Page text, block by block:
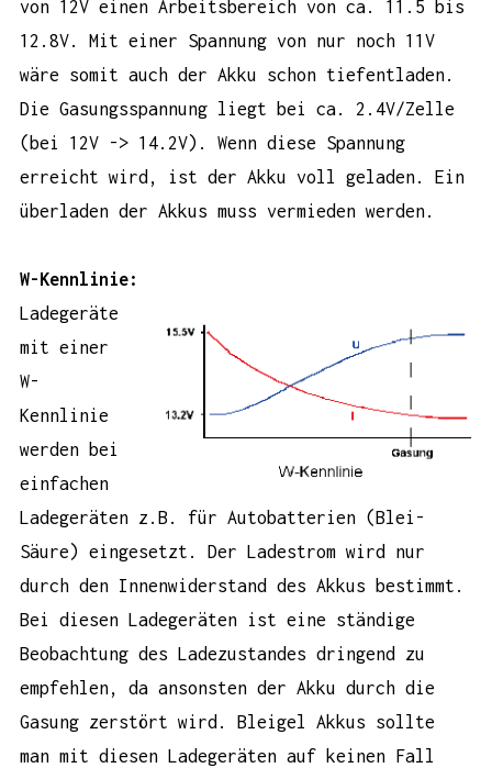
von 12V einen Arbeitsbereich von ca. 11.5 bis
12.8V. Mit einer Spannung von nur noch 11V
wäre somit auch der Akku schon tiefentladen.
Die Gasungsspannung liegt bei ca. 2.4V/Zelle
(bei 12V -> 14.2V). Wenn diese Spannung
erreicht wird, ist der Akku voll geladen. Ein
überladen der Akkus muss vermieden werden.
W-Kennlinie:
Ladegeräte
mit einer
W-
Kennlinie
werden bei
einfachen
Ladegeräten z.B. für Autobatterien (Blei-
Säure) eingesetzt. Der Ladestrom wird nur
durch den Innenwiderstand des Akkus bestimmt.
Bei diesen Ladegeräten ist eine ständige
Beobachtung des Ladezustandes dringend zu
empfehlen, da ansonsten der Akku durch die
Gasung zerstört wird. Bleigel Akkus sollte
man mit diesen Ladegeräten auf keinen Fall